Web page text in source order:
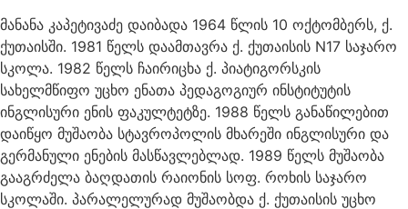
მანანა კაპეტივაძე დაიბადა 1964 წლის 10 ოქტომბერს, ქ.
ქუთაისში. 1981 წელს დაამთავრა ქ. ქუთაისის N17 საჯარო
სკოლა. 1982 წელს ჩაირიცხა ქ. პიატიგორსკის
სახელმწიფო უცხო ენათა პედაგოგიურ ინსტიტუტის
ინგლისური ენის ფაკულტეტზე. 1988 წელს განაწილებით
დაიწყო მუშაობა სტავროპოლის მხარეში ინგლისური და
გერმანული ენების მასწავლებლად. 1989 წელს მუშაობა
გააგრძელა ბაღდათის რაიონის სოფ. როხის საჯარო
სკოლაში. პარალელურად მუშაობდა ქ. ქუთაისის უცხო